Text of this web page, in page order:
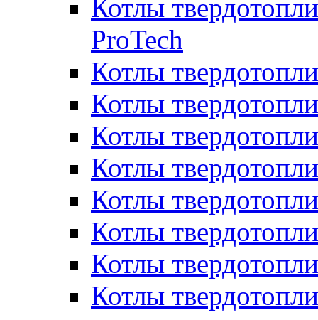
Котлы
ProTech
Котлы
Котлы
Котлы
Котлы
Котлы
Котлы
Котлы
Котлы